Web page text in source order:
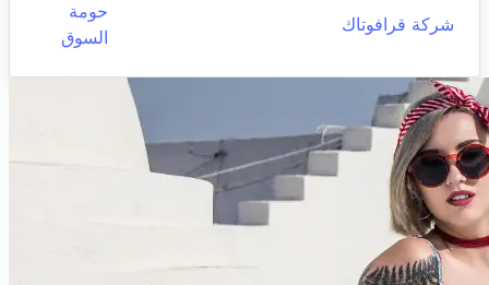
شركة قرافوتاك
حومة
السوق